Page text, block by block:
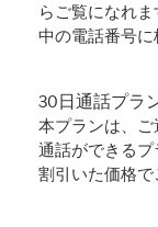
らご覧になれ
中の電話番号に
30日通話プラ
本プランは、
通話ができる
割引いた価格で